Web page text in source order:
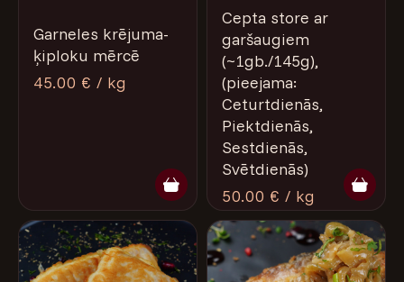
Garneles krējuma-
ķiploku mērcē
45.00 € / kg
Cepta store ar
garšaugiem
(~1gb./145g),
(pieejama:
Ceturtdienās,
Piektdienās,
Sestdienās,
Svētdienās)
50.00 € / kg